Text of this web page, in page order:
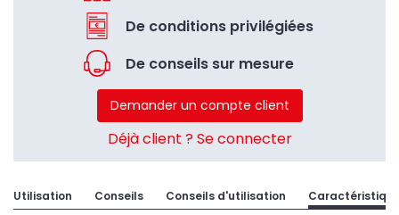
De conditions privilégiées
De conseils sur mesure
Demander un compte client
Déjà client ? Se connecter
Utilisation Conseils Conseils d'utilisation